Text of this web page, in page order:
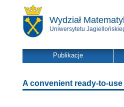
Wydział
Uniwersytetu
Publikacje
A convenient ready-to-